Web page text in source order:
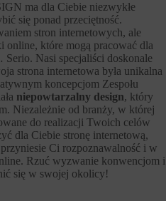
ma dla Ciebie niezwykłe
się ponad przeciętność.
stron internetowych, ale
online, które mogą pracować dla
Nasi specjaliści doskonale
strona internetowa była unikalna
koncepcjom Zespołu
niepowtarzalny design, który
Niezależnie od branży, w której
do realizacji Twoich celów
dla Ciebie stronę internetową,
Ci rozpoznawalność i w
Rzuć wyzwanie konwencjom i
się w swojej okolicy!